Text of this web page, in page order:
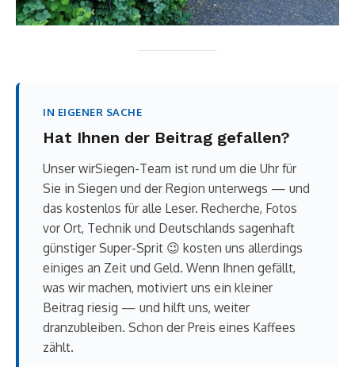
IN EIGENER SACHE
Hat Ihnen der Beitrag gefallen?
Unser wirSiegen-Team ist rund um die Uhr für
Sie in Siegen und der Region unterwegs — und
das kostenlos für alle Leser. Recherche, Fotos
vor Ort, Technik und Deutschlands sagenhaft
günstiger Super-Sprit 😉 kosten uns allerdings
einiges an Zeit und Geld. Wenn Ihnen gefällt,
was wir machen, motiviert uns ein kleiner
Beitrag riesig — und hilft uns, weiter
dranzubleiben. Schon der Preis eines Kaffees
zählt.